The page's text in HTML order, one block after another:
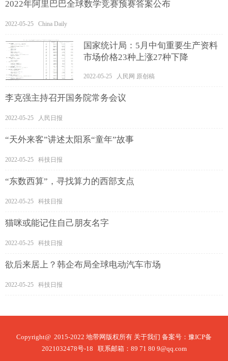
2022年阿里巴巴全球数学竞赛预赛答案公布
2022-05-25 China Daily
国家统计局：5月中旬重要生产资料
市场价格23种上涨27种下降
2022-05-25 人民网 原创稿
李克强主持召开国务院常务会议
2022-05-25 人民日报
“天外来客”讲述太阳系“童年”故事
2022-05-25 科技日报
“东数西算”，寻找算力的西部支点
2022-05-25 科技日报
猫咪或能记住自己朋友名字
2022-05-25 科技日报
欲后来居上？韩企布局全球电动汽车市场
2022-05-25 科技日报
Copyright@ 2015-2022 地带网版权所有 关于我们 备案号： 豫ICP备
2021032478号-18 联系邮箱：89 71 80 9@qq.com